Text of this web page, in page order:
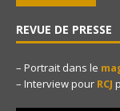
REVUE DE PRESSE
– Portrait dans le
– Interview pour RCJ